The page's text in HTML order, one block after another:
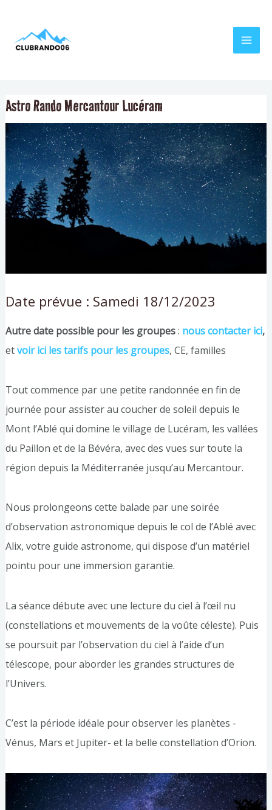
contenu
Astro Rando Mercantour Lucéram
Date prévue : Samedi 18/12/2023
Autre date possible pour les groupes: nous contacter ici,
etvoir ici les tarifs pour les groupes, CE, familles
Tout commence par une petite randonnée en fin de
journée pour assister au coucher de soleil depuis le
Mont l’Ablé qui domine le village de Lucéram, les vallées
du Paillon et de la Bévéra, avec des vues sur toute la
région depuis la Méditerranée jusqu’au Mercantour.
Nous prolongeons cette balade par une soirée
d’observation astronomique depuis le col de l’Ablé avec
Alix, votre guide astronome, qui dispose d’un matériel
pointu pour une immersion garantie.
La séance débute avec une lecture du ciel à l’œil nu
(constellations et mouvements de la voûte céleste). Puis
se poursuit par l’observation du ciel à l’aide d’un
télescope, pour aborder les grandes structures de
l’Univers.
C’est la période idéale pour observer les planètes -
Vénus, Mars et Jupiter- et la belle constellation d’Orion.
de
l’article